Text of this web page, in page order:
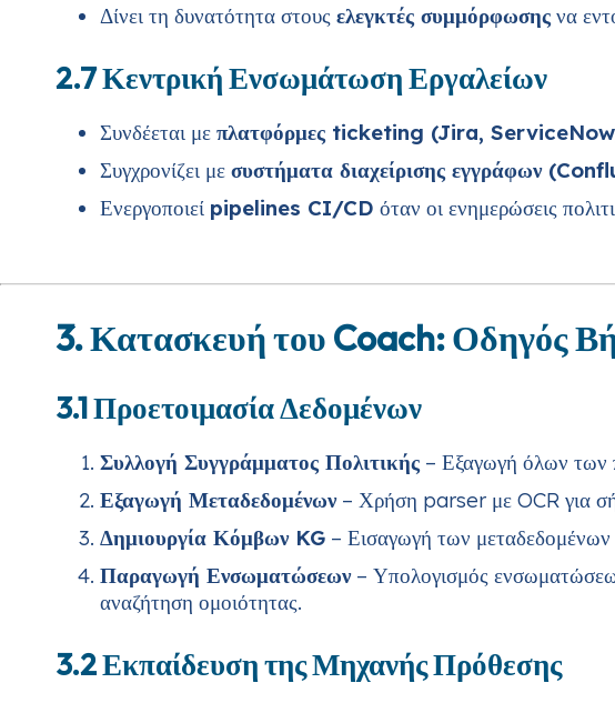
Δίνει τη δυνατότητα στους ελεγκτές συμμόρφωσης να
2.7 Κεντρική Ενσωμάτωση Εργαλείων
Συνδέεται με πλατφόρμες ticketing (Jira,
Συγχρονίζει με συστήματα διαχείρισης εγγράφων
Ενεργοποιεί pipelines CI/CD όταν οι ενημερώσεις
3. Κατασκευή του Coach: Οδηγός
3.1 Προετοιμασία Δεδομένων
Συλλογή Συγγράμματος Πολιτικής – Εξαγωγή όλων των
Εξαγωγή Μεταδεδομένων– Χρήση parser με OCR για
Δημιουργία Κόμβων KG – Εισαγωγή των μεταδεδομένων
Παραγωγή Ενσωματώσεων– Υπολογισμός
αναζήτηση ομοιότητας.
3.2 Εκπαίδευση της Μηχανής Πρόθεσης